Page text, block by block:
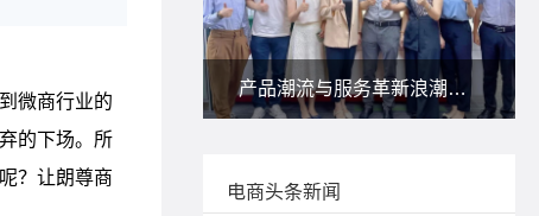
产品潮流与服务革新浪潮下，朗尊与省人协一起研讨：人力资源服务供应商如何应对？
电商头条新闻